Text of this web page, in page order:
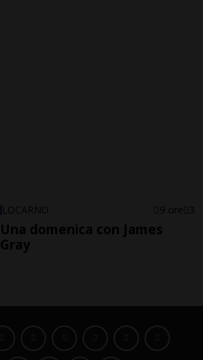
LOCARNO 9 ore 3
Una domenica con James
Gray